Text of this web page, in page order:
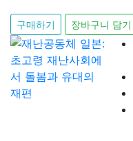
구매하기 장바구니 담기